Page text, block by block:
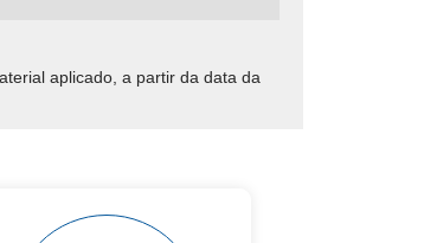
aplicado, a partir da data da